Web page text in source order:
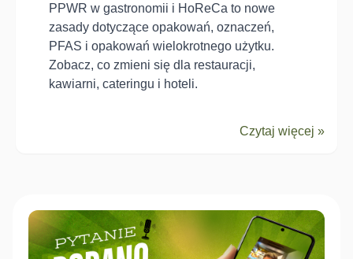
PPWR w gastronomii i HoReCa to nowe
zasady dotyczące opakowań, oznaczeń,
PFAS i opakowań wielokrotnego użytku.
Zobacz, co zmieni się dla restauracji,
kawiarni, cateringu i hoteli.
Czytaj więcej »